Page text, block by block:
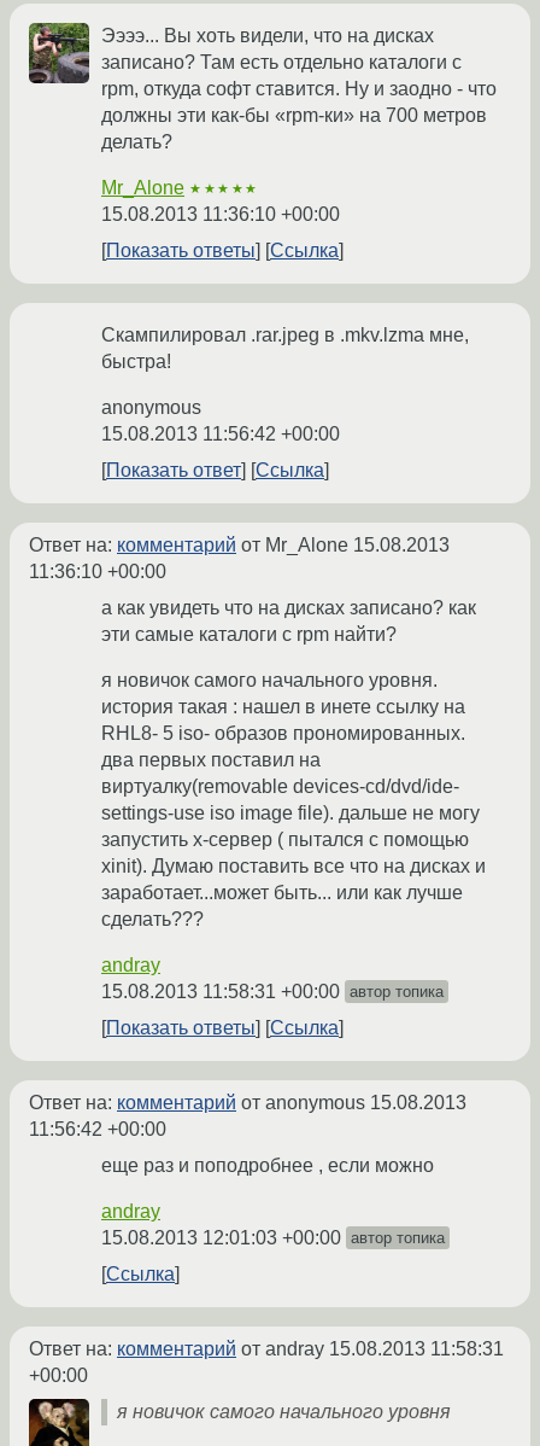
Ээээ... Вы хоть видели, что на дисках
записано? Там есть отдельно каталоги с
rpm, откуда софт ставится. Ну и заодно - что
должны эти как-бы «rpm-ки» на 700 метров
делать?
Mr_Alone ★★★★★
15.08.2013 11:36:10 +00:00
Показать ответы
Ссылка
Скампилировал .rar.jpeg в .mkv.lzma мне,
быстра!
anonymous
15.08.2013 11:56:42 +00:00
Показать ответ
Ссылка
Ответ на: комментарий от Mr_Alone 15.08.2013
11:36:10 +00:00
а как увидеть что на дисках записано? как
эти самые каталоги с rpm найти?
я новичок самого начального уровня.
история такая : нашел в инете ссылку на
RHL8- 5 iso- образов прономированных.
два первых поставил на
виртуалку(removable devices-cd/dvd/ide-
settings-use iso image file). дальше не могу
запустить х-сервер ( пытался с помощью
xinit). Думаю поставить все что на дисках и
заработает...может быть... или как лучше
сделать???
andray
15.08.2013 11:58:31 +00:00 автор топика
Показать ответы Ссылка
Ответ на: комментарий от anonymous 15.08.2013
11:56:42 +00:00
еще раз и поподробнее , если можно
andray
15.08.2013 12:01:03 +00:00 автор топика
Ссылка
Ответ на: комментарий от andray 15.08.2013 11:58:31
+00:00
я новичок самого начального уровня